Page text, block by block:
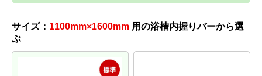
サイズ： 1100mm×1600mm 用の浴槽内握りバーから選
ぶ